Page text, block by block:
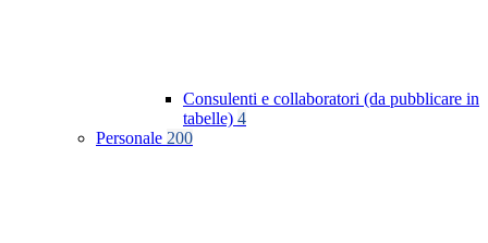
Consulenti e collaboratori (da pubblicare in
tabelle) 4
Personale 200